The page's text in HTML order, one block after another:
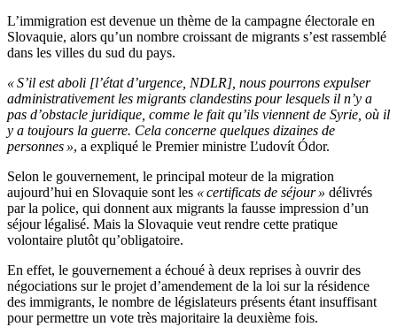
L’immigration est devenue un thème de la campagne électorale en
Slovaquie, alors qu’un nombre croissant de migrants s’est rassemblé
dans les villes du sud du pays.
« S’il est aboli [l’état d’urgence, NDLR], nous pourrons expulser
administrativement les migrants clandestins pour lesquels il n’y a
pas d’obstacle juridique, comme le fait qu’ils viennent de Syrie, où il
y a toujours la guerre. Cela concerne quelques dizaines de
personnes », a expliqué le Premier ministre Ľudovít Ódor.
Selon le gouvernement, le principal moteur de la migration
aujourd’hui en Slovaquie sont les « certificats de séjour » délivrés
par la police, qui donnent aux migrants la fausse impression d’un
séjour légalisé. Mais la Slovaquie veut rendre cette pratique
volontaire plutôt qu’obligatoire.
En effet, le gouvernement a échoué à deux reprises à ouvrir des
négociations sur le projet d’amendement de la loi sur la résidence
des immigrants, le nombre de législateurs présents étant insuffisant
pour permettre un vote très majoritaire la deuxième fois.